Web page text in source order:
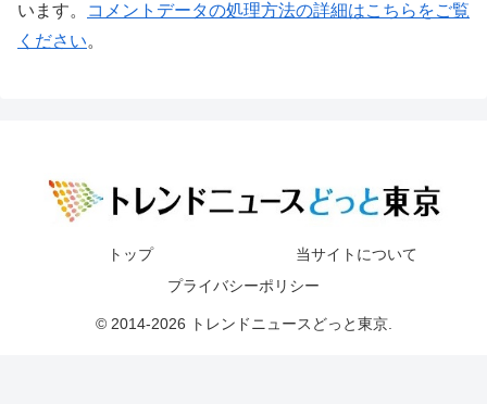
います。
コメントデータの処理方法の詳細はこちらをご覧
ください。
トップ
当サイトについて
プライバシーポリシー
© 2014-2026 トレンドニュースどっと東京.